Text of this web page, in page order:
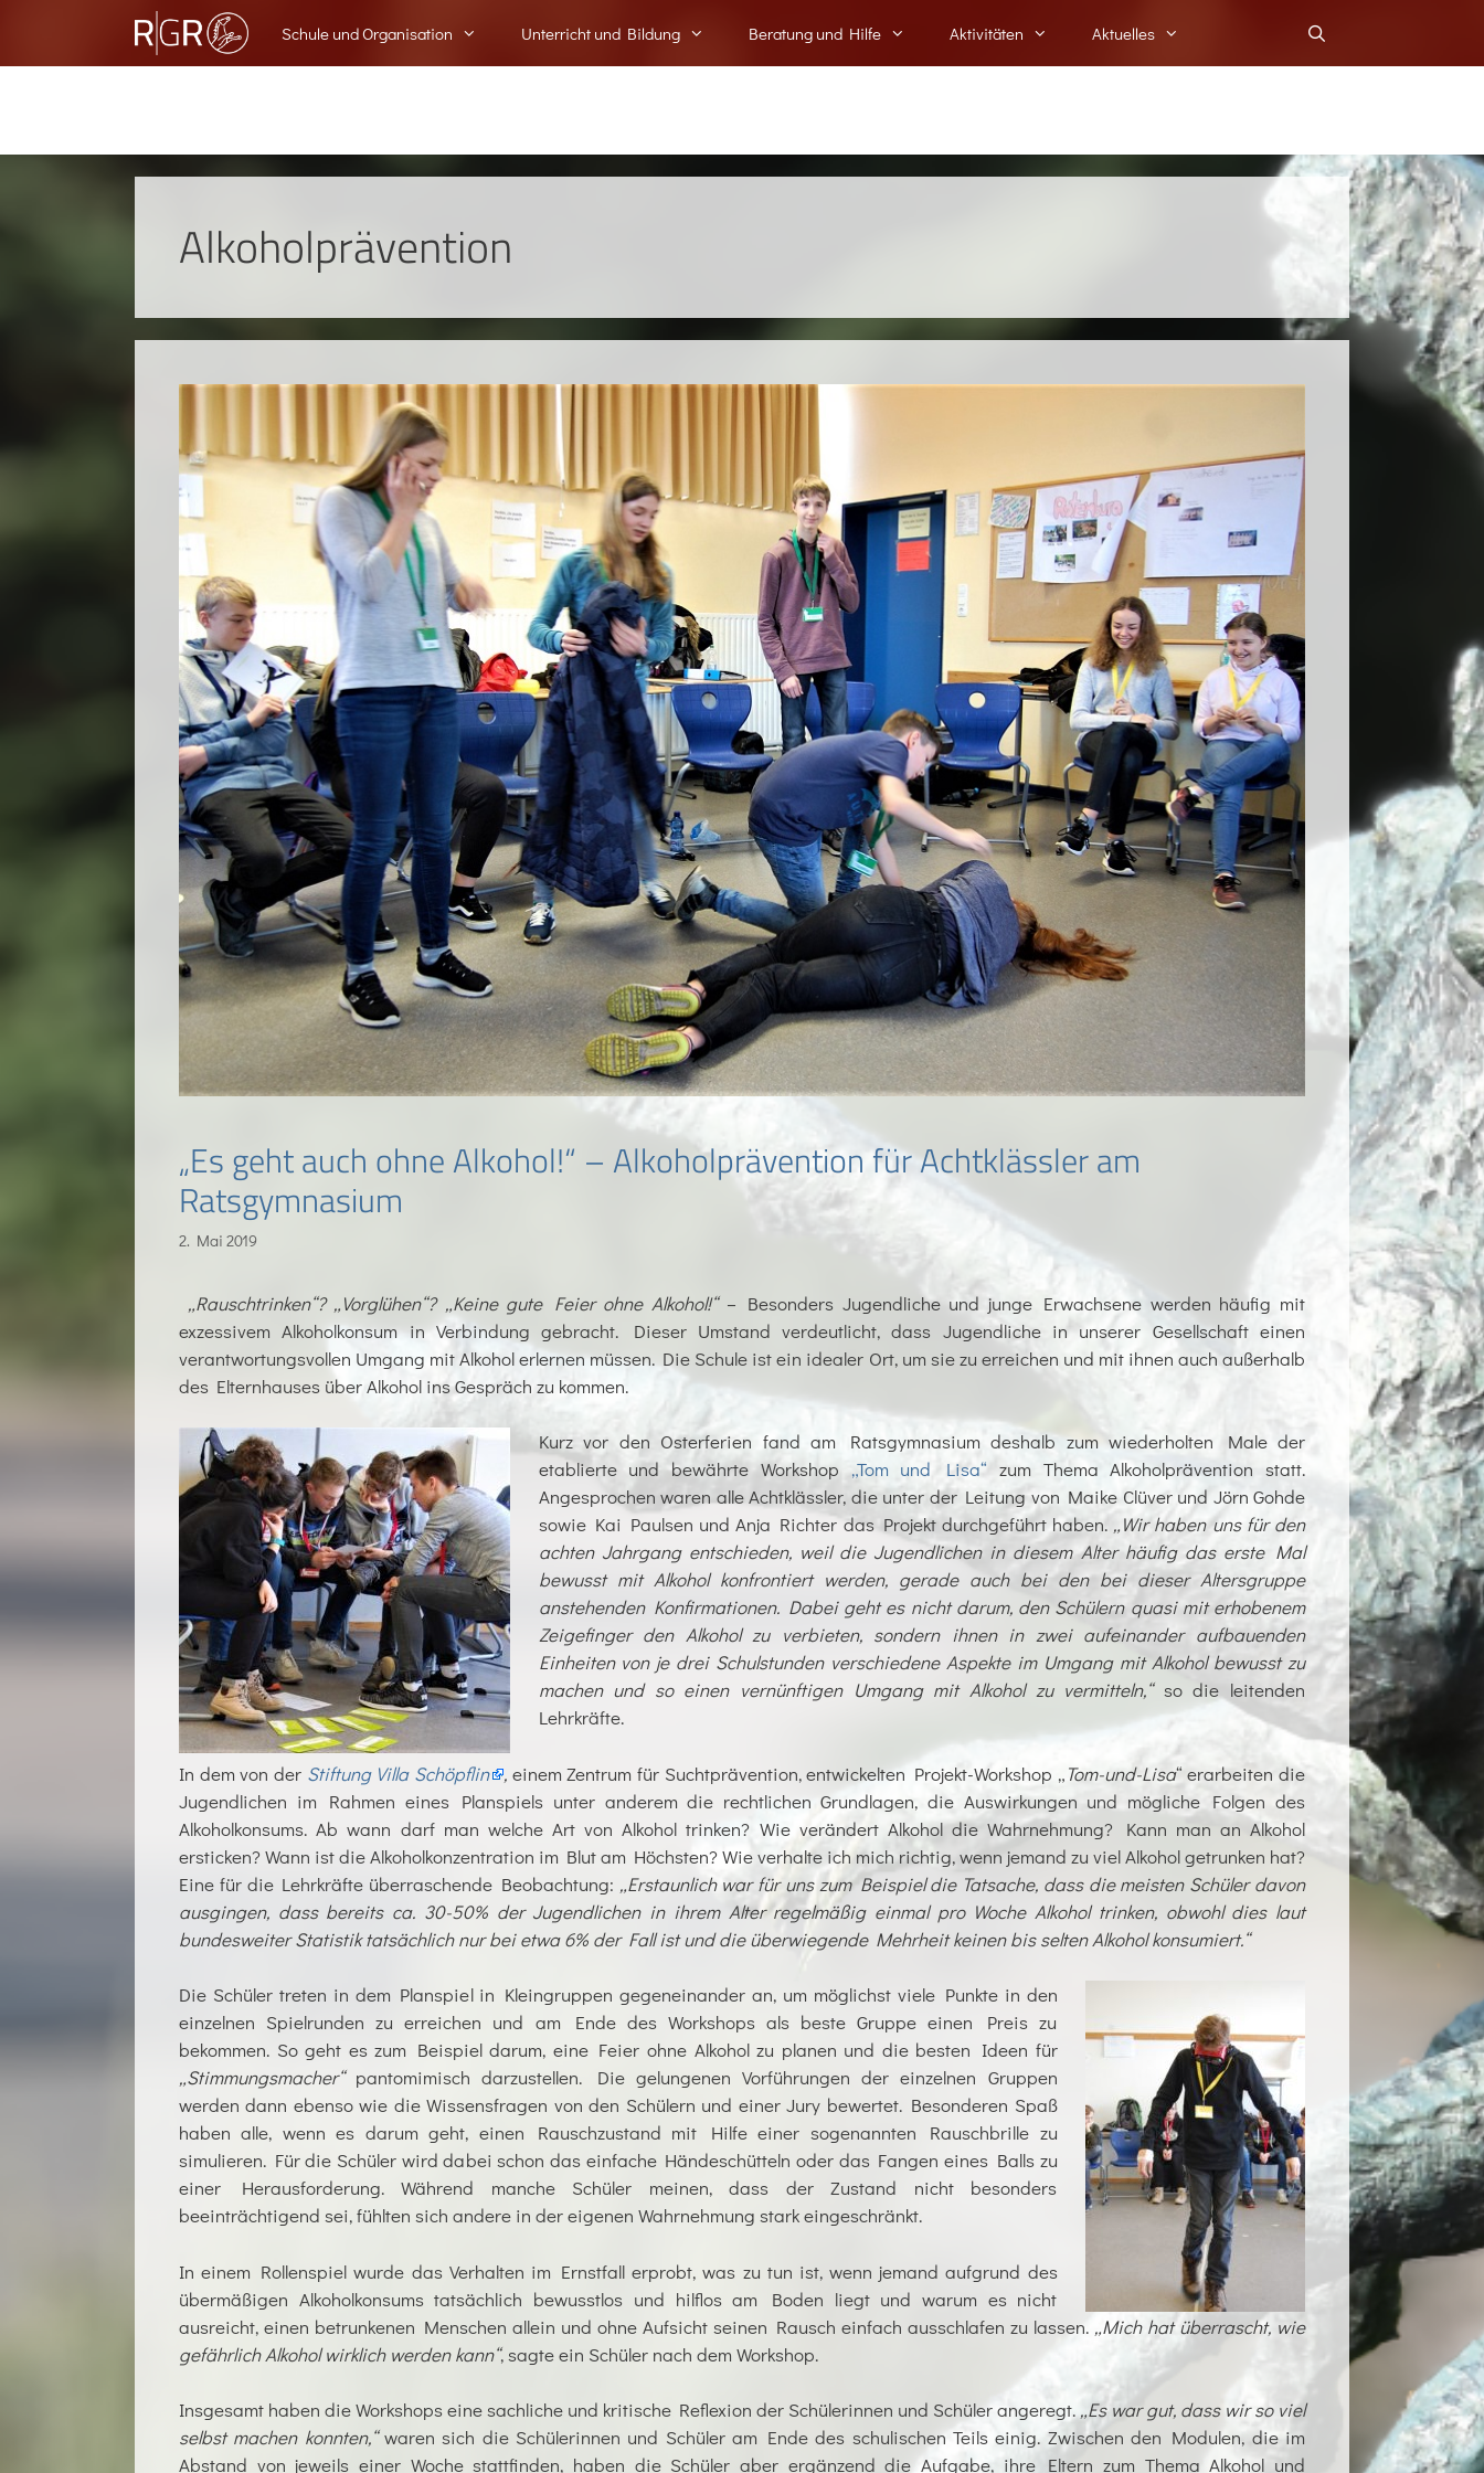
Schule und Organisation Unterricht und Bildung Beratung und Hilfe Aktivitäten Aktuelles
Alkoholprävention
„Es geht auch ohne Alkohol!“ – Alkoholprävention für Achtklässler am
Ratsgymnasium
2. Mai 2019
„Rauschtrinken“? „Vorglühen“? „Keine gute Feier ohne Alkohol!“ – Besonders Jugendliche und junge Erwachsene werden häufig mit
exzessivem Alkoholkonsum in Verbindung gebracht. Dieser Umstand verdeutlicht, dass Jugendliche in unserer Gesellschaft einen
verantwortungsvollen Umgang mit Alkohol erlernen müssen. Die Schule ist ein idealer Ort, um sie zu erreichen und mit ihnen auch außerhalb
des Elternhauses über Alkohol ins Gespräch zu kommen.
Kurz vor den Osterferien fand am Ratsgymnasium deshalb zum wiederholten Male der
etablierte und bewährte Workshop „Tom und Lisa“ zum Thema Alkoholprävention statt.
Angesprochen waren alle Achtklässler, die unter der Leitung von Maike Clüver und Jörn Gohde
sowie Kai Paulsen und Anja Richter das Projekt durchgeführt haben. „Wir haben uns für den
achten Jahrgang entschieden, weil die Jugendlichen in diesem Alter häufig das erste Mal
bewusst mit Alkohol konfrontiert werden, gerade auch bei den bei dieser Altersgruppe
anstehenden Konfirmationen. Dabei geht es nicht darum, den Schülern quasi mit erhobenem
Zeigefinger den Alkohol zu verbieten, sondern ihnen in zwei aufeinander aufbauenden
Einheiten von je drei Schulstunden verschiedene Aspekte im Umgang mit Alkohol bewusst zu
machen und so einen vernünftigen Umgang mit Alkohol zu vermitteln,“so die leitenden
Lehrkräfte.
In dem von der Stiftung Villa Schöpflin , einem Zentrum für Suchtprävention, entwickelten Projekt-Workshop „Tom-und-Lisa“ erarbeiten die
Jugendlichen im Rahmen eines Planspiels unter anderem die rechtlichen Grundlagen, die Auswirkungen und mögliche Folgen des
Alkoholkonsums. Ab wann darf man welche Art von Alkohol trinken? Wie verändert Alkohol die Wahrnehmung? Kann man an Alkohol
ersticken? Wann ist die Alkoholkonzentration im Blut am Höchsten? Wie verhalte ich mich richtig, wenn jemand zu viel Alkohol getrunken hat?
Eine für die Lehrkräfte überraschende Beobachtung: „Erstaunlich war für uns zum Beispiel die Tatsache, dass die meisten Schüler davon
ausgingen, dass bereits ca. 30-50% der Jugendlichen in ihrem Alter regelmäßig einmal pro Woche Alkohol trinken, obwohl dies laut
bundesweiter Statistik tatsächlich nur bei etwa 6% der Fall ist und die überwiegende Mehrheit keinen bis selten Alkohol konsumiert.“
Die Schüler treten in dem Planspiel in Kleingruppen gegeneinander an, um möglichst viele Punkte in den
einzelnen Spielrunden zu erreichen und am Ende des Workshops als beste Gruppe einen Preis zu
bekommen. So geht es zum Beispiel darum, eine Feier ohne Alkohol zu planen und die besten Ideen für
„Stimmungsmacher“pantomimisch darzustellen. Die gelungenen Vorführungen der einzelnen Gruppen
werden dann ebenso wie die Wissensfragen von den Schülern und einer Jury bewertet. Besonderen Spaß
haben alle, wenn es darum geht, einen Rauschzustand mit Hilfe einer sogenannten Rauschbrille zu
simulieren. Für die Schüler wird dabei schon das einfache Händeschütteln oder das Fangen eines Balls zu
einer Herausforderung. Während manche Schüler meinen, dass der Zustand nicht besonders
beeinträchtigend sei, fühlten sich andere in der eigenen Wahrnehmung stark eingeschränkt.
In einem Rollenspiel wurde das Verhalten im Ernstfall erprobt, was zu tun ist, wenn jemand aufgrund des
übermäßigen Alkoholkonsums tatsächlich bewusstlos und hilflos am Boden liegt und warum es nicht
ausreicht, einen betrunkenen Menschen allein und ohne Aufsicht seinen Rausch einfach ausschlafen zu lassen. „Mich hat überrascht, wie
gefährlich Alkohol wirklich werden kann“, sagte ein Schüler nach dem Workshop.
Insgesamt haben die Workshops eine sachliche und kritische Reflexion der Schülerinnen und Schüler angeregt. „Es war gut, dass wir so viel
selbst machen konnten,“waren sich die Schülerinnen und Schüler am Ende des schulischen Teils einig. Zwischen den Modulen, die im
Abstand von jeweils einer Woche stattfinden, haben die Schüler aber ergänzend die Aufgabe, ihre Eltern zum Thema Alkohol und